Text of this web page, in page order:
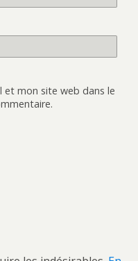
et mon site web dans le